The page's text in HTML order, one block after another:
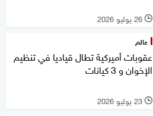
l 26 يوليو 2026
عالم
عقوبات أميركية تطال قياديا في تنظيم
الإخوان و 3 كيانات
l 23 يوليو 2026